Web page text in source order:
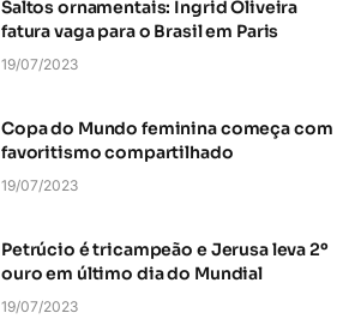
Saltos ornamentais: Ingrid Oliveira
fatura vaga para o Brasil em Paris
19/07/2023
Copa do Mundo feminina começa com
favoritismo compartilhado
19/07/2023
Petrúcio é tricampeão e Jerusa leva 2º
ouro em último dia do Mundial
19/07/2023